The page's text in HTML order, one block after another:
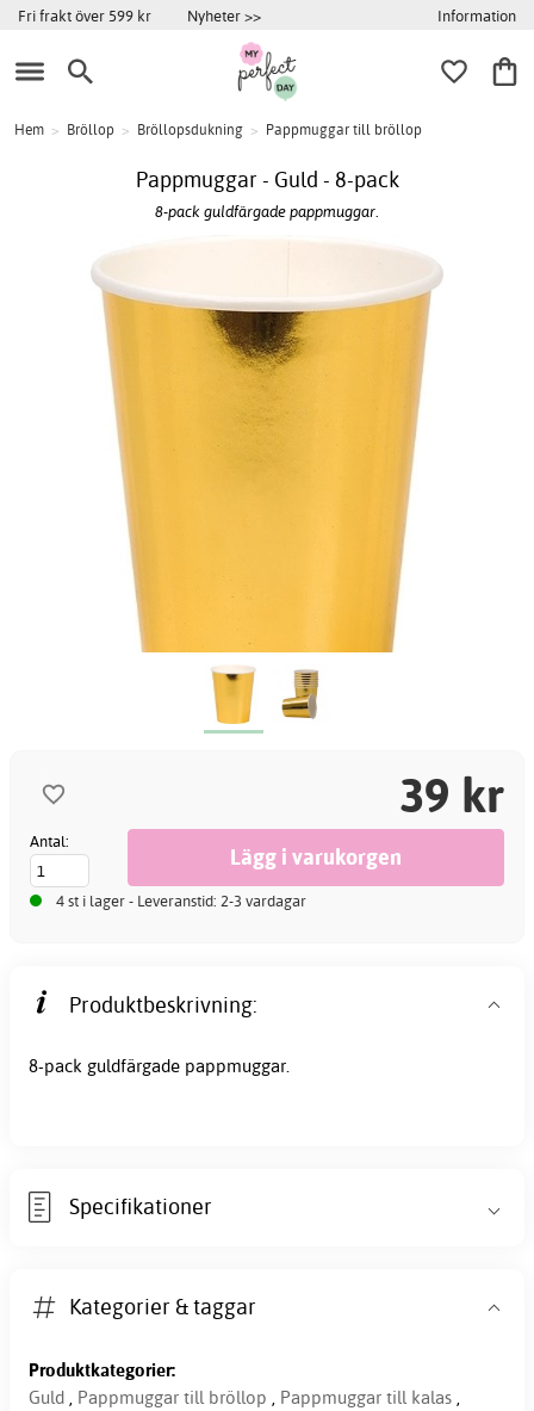
Fri frakt över 599 kr Nyheter >> Information
Hem > Bröllop > Bröllopsdukning > Pappmuggar till bröllop
Pappmuggar - Guld - 8-pack
8-pack guldfärgade pappmuggar.
39 kr
Antal:
4 st i lager - Leveranstid: 2-3 vardagar
Produktbeskrivning:
8-pack guldfärgade pappmuggar.
Specifikationer
Kategorier & taggar
Produktkategorier:
Guld , Pappmuggar till bröllop , Pappmuggar till kalas ,